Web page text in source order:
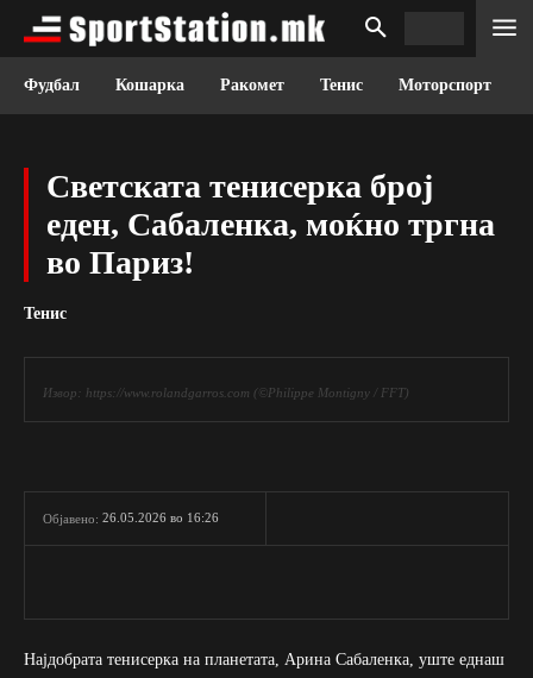
Фудбал Кошарка Ракомет Тенис Моторспорт
Светската тенисерка број
еден, Сабаленка, моќно тргна
во Париз!
Тенис
Извор: https://www.rolandgarros.com (©Philippe Montigny / FFT)
Објавено: 26.05.2026 во 16:26
Најдобрата тенисерка на планетата, Арина Сабаленка, уште еднаш